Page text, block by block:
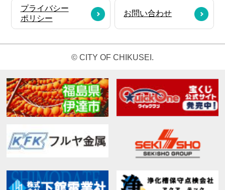
プライバシー
ポリシー
お問い合わせ
© CITY OF CHIKUSEI.